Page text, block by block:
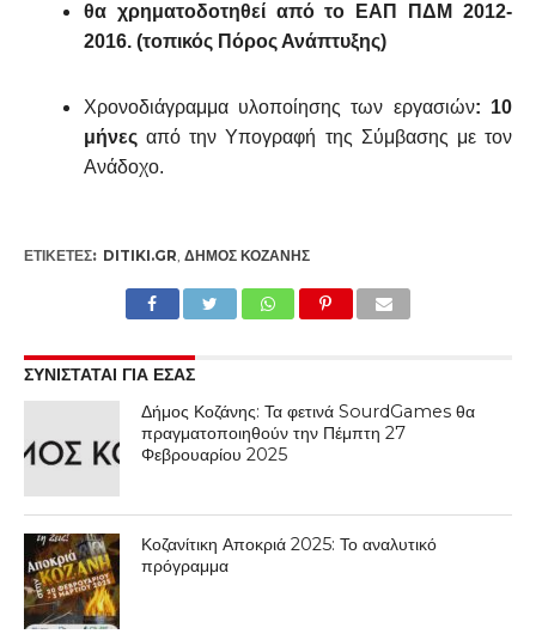
θα χρηματοδοτηθεί από το ΕΑΠ ΠΔΜ 2012-
2016. (τοπικός Πόρος Ανάπτυξης)
Χρονοδιάγραμμα υλοποίησης των εργασιών: 10
μήνες από την Υπογραφή της Σύμβασης με τον
Ανάδοχο.
ΕΤΙΚΕΤΕΣ: DITIKI.GR, ΔΉΜΟΣ ΚΟΖΆΝΗΣ
ΣΥΝΙΣΤΑΤΑΙ ΓΙΑ ΕΣΑΣ
Δήμος Κοζάνης: Τα φετινά SourdGames θα
πραγματοποιηθούν την Πέμπτη 27
Φεβρουαρίου 2025
Κοζανίτικη Αποκριά 2025: Το αναλυτικό
πρόγραμμα